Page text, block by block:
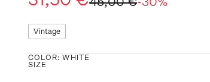
Vintage
COLOR:WHITE
SIZE